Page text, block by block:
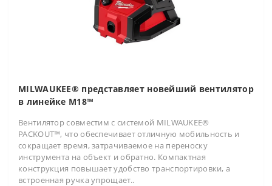
MILWAUKEE® представляет новейший вентилятор
в линейке M18™
Вентилятор совместим с системой MILWAUKEE®
PACKOUT™, что обеспечивает отличную мобильность и
сокращает время, затрачиваемое на переноску
инструмента на объект и обратно. Компактная
конструкция повышает удобство транспортировки, а
встроенная ручка упрощает..